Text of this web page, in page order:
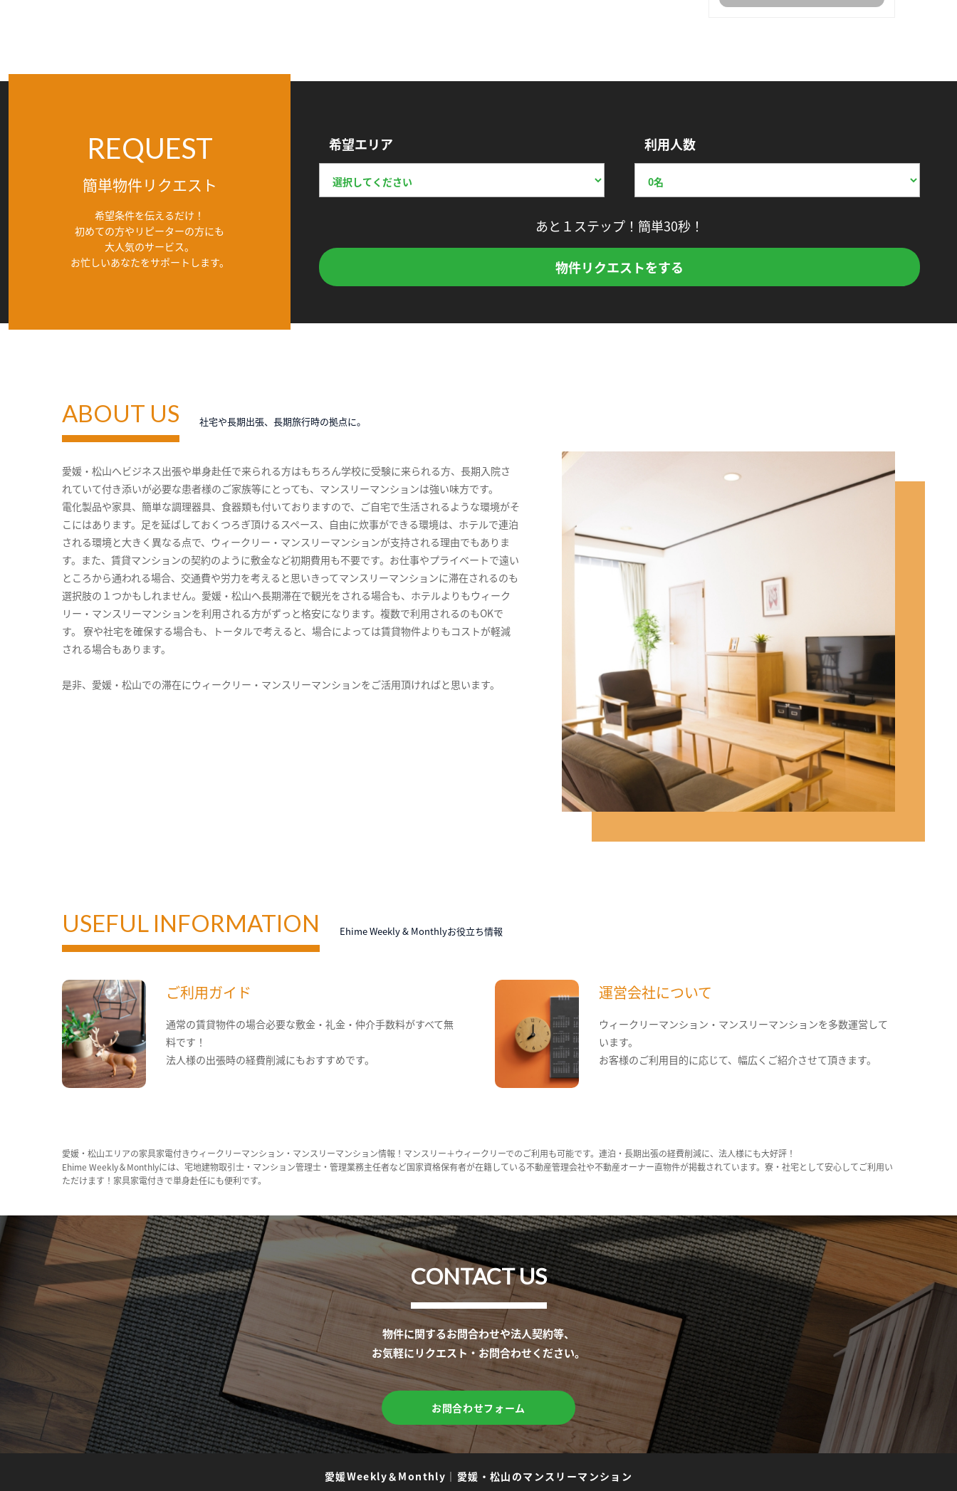
REQUEST
簡単物件リクエスト
希望条件を伝えるだけ！
初めての方やリピーターの方にも
大人気のサービス。
お忙しいあなたをサポートします。
希望エリア 利用人数
あと１ステップ！簡単30秒！
物件リクエストをする
ABOUT US 社宅や長期出張、長期旅行時の拠点に。
愛媛・松山へビジネス出張や単身赴任で来られる方はもちろん学校に受験に来られる方、長期入院さ
れていて付き添いが必要な患者様のご家族等にとっても、マンスリーマンションは強い味方です。
電化製品や家具、簡単な調理器具、食器類も付いておりますので、ご自宅で生活されるような環境がそ
こにはあります。足を延ばしておくつろぎ頂けるスペース、自由に炊事ができる環境は、ホテルで連泊
される環境と大きく異なる点で、ウィークリー・マンスリーマンションが支持される理由でもありま
す。また、賃貸マンションの契約のように敷金など初期費用も不要です。お仕事やプライベートで遠い
ところから通われる場合、交通費や労力を考えると思いきってマンスリーマンションに滞在されるのも
選択肢の１つかもしれません。愛媛・松山へ長期滞在で観光をされる場合も、ホテルよりもウィーク
リー・マンスリーマンションを利用される方がずっと格安になります。複数で利用されるのもOKで
す。 寮や社宅を確保する場合も、トータルで考えると、場合によっては賃貸物件よりもコストが軽減
される場合もあります。
是非、愛媛・松山での滞在にウィークリー・マンスリーマンションをご活用頂ければと思います。
USEFUL INFORMATION Ehime Weekly & Monthlyお役立ち情報
ご利用ガイド
通常の賃貸物件の場合必要な敷金・礼金・仲介手数料がすべて無
料です！
法人様の出張時の経費削減にもおすすめです。
運営会社について
ウィークリーマンション・マンスリーマンションを多数運営して
います。
お客様のご利用目的に応じて、幅広くご紹介させて頂きます。
愛媛・松山エリアの家具家電付きウィークリーマンション・マンスリーマンション情報！マンスリー＋ウィークリーでのご利用も可能です。連泊・長期出張の経費削減に、法人様にも大好評！
Ehime Weekly＆Monthlyには、宅地建物取引士・マンション管理士・管理業務主任者など国家資格保有者が在籍している不動産管理会社や不動産オーナー直物件が掲載されています。寮・社宅として安心してご利用い
ただけます！家具家電付きで単身赴任にも便利です。
CONTACT US
物件に関するお問合わせや法人契約等、
お気軽にリクエスト・お問合わせください。
お問合わせフォーム
愛媛Weekly＆Monthly ｜ 愛媛・松山のマンスリーマンション